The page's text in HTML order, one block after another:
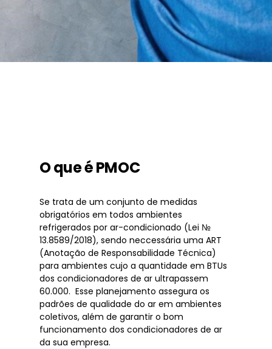
O que é PMOC
Se trata de um conjunto de medidas
obrigatórios em todos ambientes
refrigerados por ar-condicionado (Lei №
13.8589/2018), sendo neccessária uma ART
(Anotação de Responsabilidade Técnica)
para ambientes cujo a quantidade em BTUs
dos condicionadores de ar ultrapassem
60.000. Esse planejamento assegura os
padrões de qualidade do ar em ambientes
coletivos, além de garantir o bom
funcionamento dos condicionadores de ar
da sua empresa.